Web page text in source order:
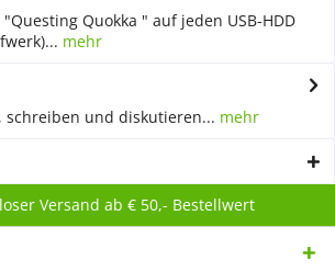
Quokka " auf jeden USB-HDD
mehr
schreiben und diskutieren... mehr
Versand ab € 50,- Bestellwert